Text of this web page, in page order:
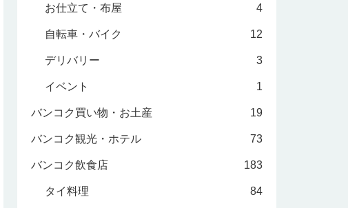
お仕立て・布屋 4
自転車・バイク 12
デリバリー 3
イベント 1
バンコク買い物・お土産 19
バンコク観光・ホテル 73
バンコク飲食店 183
タイ料理 84